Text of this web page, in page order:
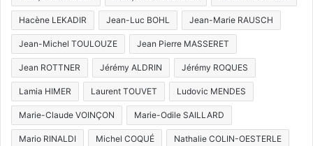
Hacène LEKADIR Jean-Luc BOHL Jean-Marie RAUSCH
Jean-Michel TOULOUZE Jean Pierre MASSERET
Jean ROTTNER Jérémy ALDRIN Jérémy ROQUES
Lamia HIMER Laurent TOUVET Ludovic MENDES
Marie-Claude VOINÇON Marie-Odile SAILLARD
Mario RINALDI Michel COQUÉ Nathalie COLIN-OESTERLE